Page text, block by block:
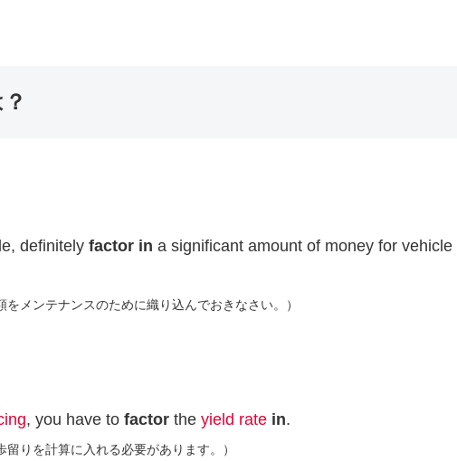
definitely factor in a significant amount of money for vehicle
メンテナンスのために織り込んでおきなさい。）
, you have to factor the yield rate in.
りを計算に入れる必要があります。）